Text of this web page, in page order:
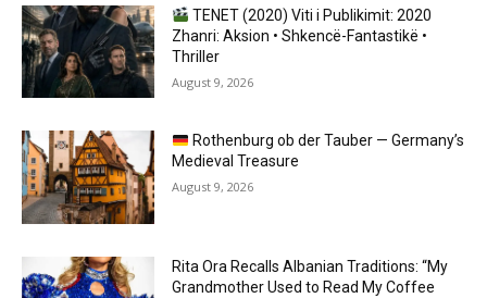
TENET (2020) Viti i Publikimit: 2020
Zhanri: Aksion • Shkencë-Fantastikë •
Thriller
August 9, 2026
Rothenburg ob der Tauber — Germany’s
Medieval Treasure
August 9, 2026
Rita Ora Recalls Albanian Traditions: “My
Grandmother Used to Read My Coffee